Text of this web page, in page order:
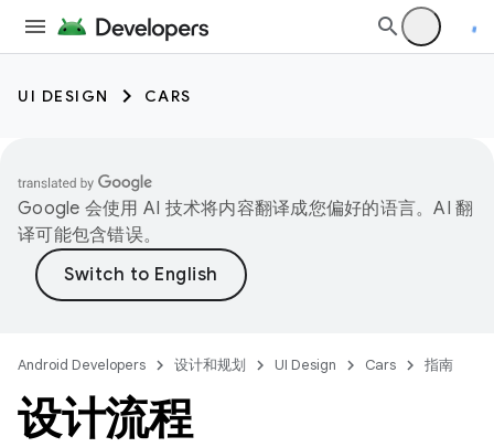
UI DESIGN CARS
Google 会使用 AI 技术将内容翻译成您偏好的语言。AI 翻
译可能包含错误。
Android Developers 设计和规划 UI Design Cars 指南
设计流程